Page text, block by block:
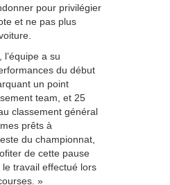
pour privilégier
et ne pas plus
l’équipe a su
du début
un point
team, et 25
classement général
prêts à
du championnat,
de cette pause
travail effectué lors
»